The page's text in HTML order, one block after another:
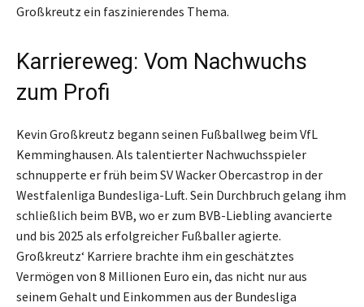
Großkreutz ein faszinierendes Thema.
Karriereweg: Vom Nachwuchs
zum Profi
Kevin Großkreutz begann seinen Fußballweg beim VfL
Kemminghausen. Als talentierter Nachwuchsspieler
schnupperte er früh beim SV Wacker Obercastrop in der
Westfalenliga Bundesliga-Luft. Sein Durchbruch gelang ihm
schließlich beim BVB, wo er zum BVB-Liebling avancierte
und bis 2025 als erfolgreicher Fußballer agierte.
Großkreutz‘ Karriere brachte ihm ein geschätztes
Vermögen von 8 Millionen Euro ein, das nicht nur aus
seinem Gehalt und Einkommen aus der Bundesliga